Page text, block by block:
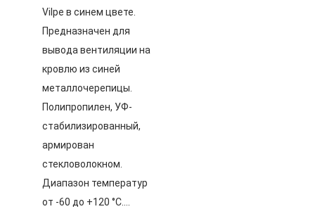
Vilpe в синем цвете.
Предназначен для
вывода вентиляции на
кровлю из синей
металлочерепицы.
Полипропилен, УФ-
стабилизированный,
армирован
стекловолокном.
Диапазон температур
от -60 до +120 °C….